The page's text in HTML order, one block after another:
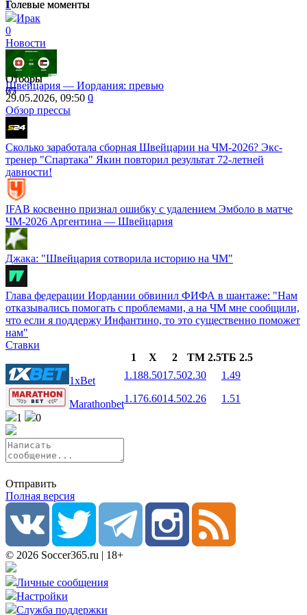
Голевые моменты
2
83
Отборы
67
Голевые моменты
1
67
Отборы
75
1
Ирак
0
Новости
Швейцария ― Иордания: превью
29.05.2026, 09:50 0
Обзор прессы
Сколько заработала сборная Швейцарии на ЧМ-2026? Экс-
тренер "Спартака" Якин повторил результат 72-летней
давности!
IFAB косвенно признал ошибку с удалением Эмболо в матче
ЧМ-2026 Аргентина — Швейцария
Джака: "Швейцария сотворила историю на ЧМ"
Глава федерации Иордании обвинил ФИФА в шантаже: "Нам
отказывались помогать с проблемами, а на ЧМ мне сообщили,
что если я поддержу Инфантино, то это существенно поможет
нам"
Ставки
1
X 2 ТМ 2.5ТБ 2.5
1xBet
1.188.5017.502.30 1.49
Marathonbet1.176.6014.502.26
1.51
1
0
Отправить
Полная версия
© 2026 Soccer365.ru | 18+
Личные сообщения
Настройки
Служба поддержки